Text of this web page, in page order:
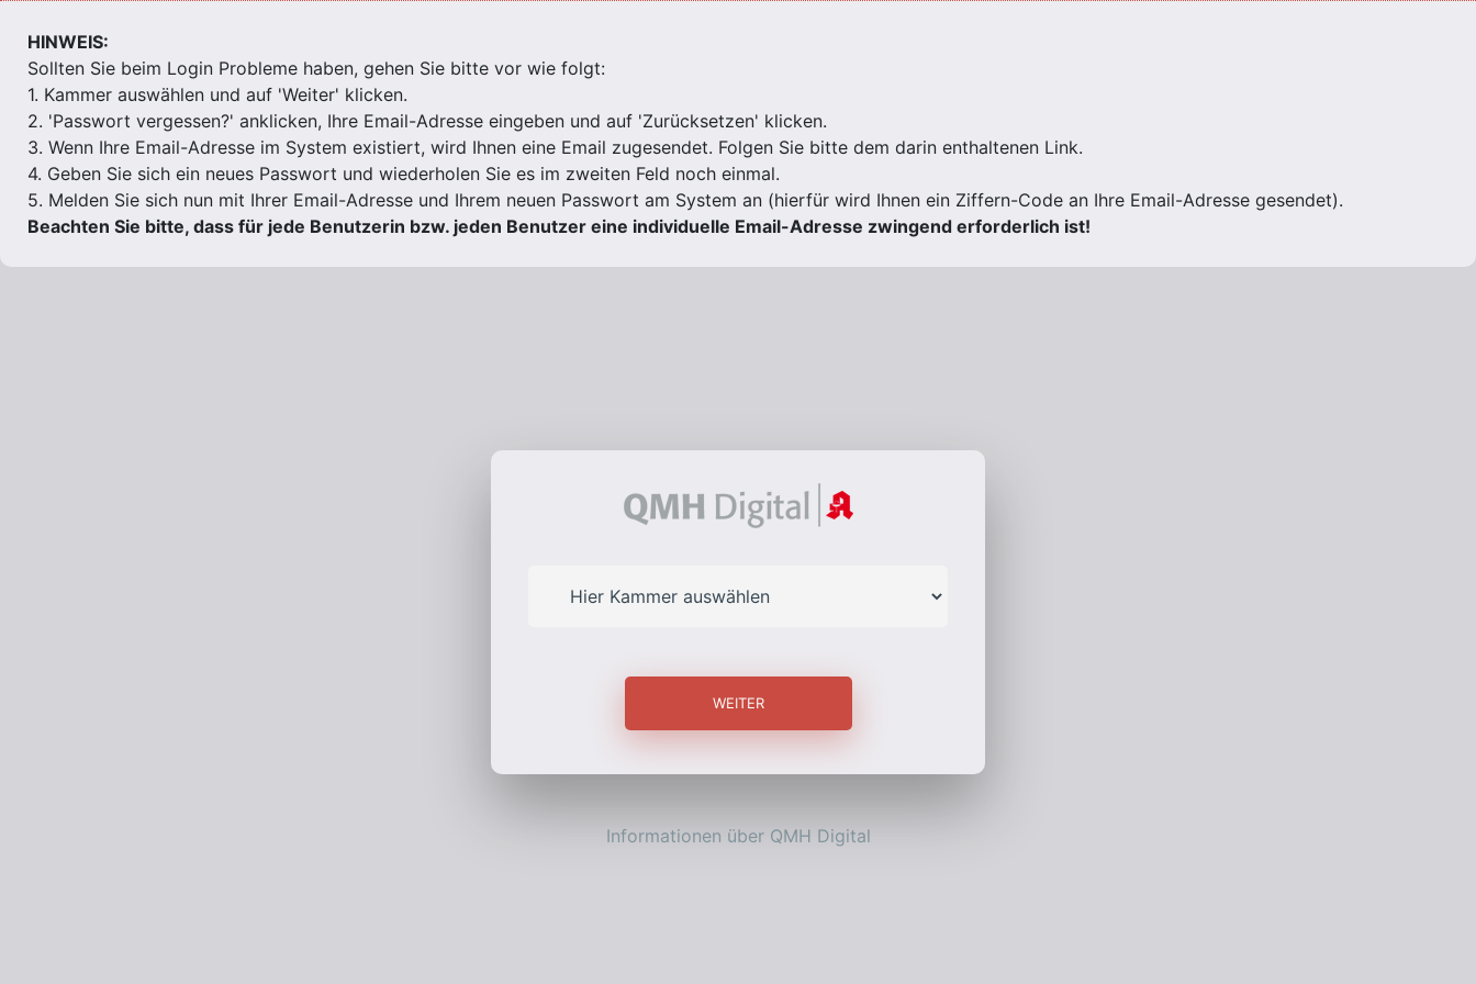
HINWEIS:
Sollten Sie beim Login Probleme haben, gehen Sie bitte vor wie folgt:
1. Kammer auswählen und auf 'Weiter' klicken.
2. 'Passwort vergessen?' anklicken, Ihre Email-Adresse eingeben und auf 'Zurücksetzen' klicken.
3. Wenn Ihre Email-Adresse im System existiert, wird Ihnen eine Email zugesendet. Folgen Sie bitte dem darin enthaltenen Link.
4. Geben Sie sich ein neues Passwort und wiederholen Sie es im zweiten Feld noch einmal.
5. Melden Sie sich nun mit Ihrer Email-Adresse und Ihrem neuen Passwort am System an (hierfür wird Ihnen ein Ziffern-Code an Ihre Email-Adresse gesendet).
Beachten Sie bitte, dass für jede Benutzerin bzw. jeden Benutzer eine individuelle Email-Adresse zwingend erforderlich ist!
Informationen über QMH Digital